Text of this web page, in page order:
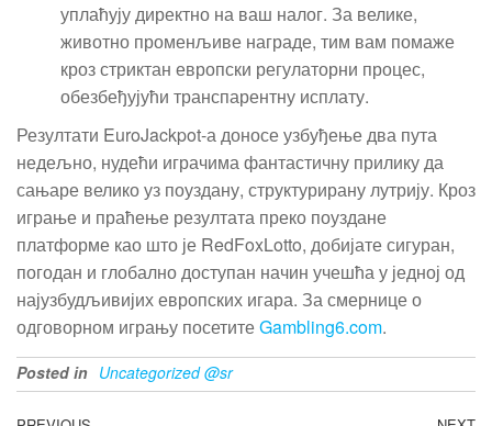
уплаћују директно на ваш налог. За велике,
животно променљиве награде, тим вам помаже
кроз стриктан европски регулаторни процес,
обезбеђујући транспарентну исплату.
Резултати EuroJackpot-а доносе узбуђење два пута
недељно, нудећи играчима фантастичну прилику да
сањаре велико уз поуздану, структурирану лутрију. Кроз
играње и праћење резултата преко поуздане
платформе као што је RedFoxLotto, добијате сигуран,
погодан и глобално доступан начин учешћа у једној од
најузбудљивијих европских игара. За смернице о
одговорном игрању посетитеGambling6.com.
Posted in Uncategorized @sr